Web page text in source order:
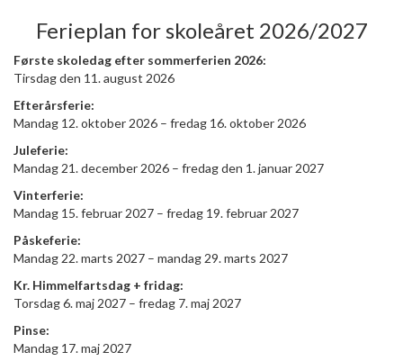
Ferieplan for skoleåret 2026/2027
Første skoledag efter sommerferien 2026:
Tirsdag den 11. august 2026
Efterårsferie:
Mandag 12. oktober 2026 – fredag 16. oktober 2026
Juleferie:
Mandag 21. december 2026 – fredag den 1. januar 2027
Vinterferie:
Mandag 15. februar 2027 – fredag 19. februar 2027
Påskeferie:
Mandag 22. marts 2027 – mandag 29. marts 2027
Kr. Himmelfartsdag + fridag:
Torsdag 6. maj 2027 – fredag 7. maj 2027
Pinse:
Mandag 17. maj 2027